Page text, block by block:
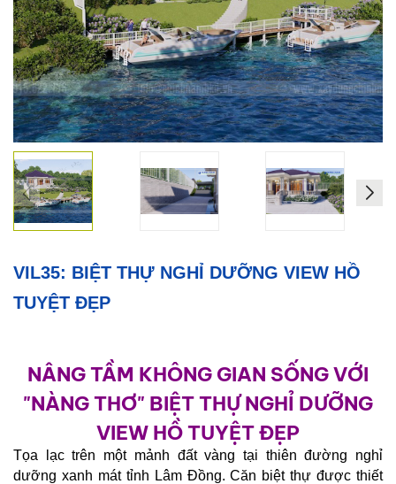
THI
CÔNG
XÂY
DỰNG
Xây
Dựng
Phần
Thô
Xây
Dựng
Hoàn
Thiện
DỰ
CHÍNH
NAM
VIL35: BIỆT THỰ NGHỈ DƯỠNG VIEW HỒ
TUYỆT ĐẸP
NÂNG TẦM KHÔNG GIAN SỐNG VỚI
"NÀNG THƠ" BIỆT THỰ NGHỈ DƯỠNG
VIEW HỒ TUYỆT ĐẸP
Tọa lạc trên một mảnh đất vàng tại thiên đường nghỉ
dưỡng xanh mát tỉnh Lâm Đồng. Căn biệt thự được thiết